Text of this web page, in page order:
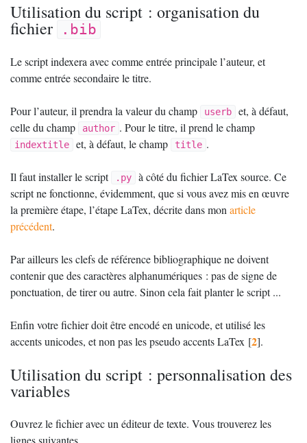
Utilisation du script : organisation du
fichier .bib
Le script indexera avec comme entrée principale l’auteur, et
comme entrée secondaire le titre.
Pour l’auteur, il prendra la valeur du champ userb
et, à défaut,
celle du champ
author . Pour le titre, il prend le champ
indextitle et, à défaut, le champ title .
Il faut installer le script .py
à côté du fichier LaTex source. Ce
script ne fonctionne, évidemment, que si vous avez mis en œuvre
la première étape, l’étape LaTex, décrite dans mon article
précédent.
Par ailleurs les clefs de référence bibliographique ne doivent
contenir que des caractères alphanumériques : pas de signe de
ponctuation, de tirer ou autre. Sinon cela fait planter le script ...
Enfin votre fichier doit être encodé en unicode, et utilisé les
accents unicodes, et non pas les pseudo accents LaTex [2].
Utilisation du script : personnalisation des
variables
Ouvrez le fichier avec un éditeur de texte. Vous trouverez les
lignes suivantes.